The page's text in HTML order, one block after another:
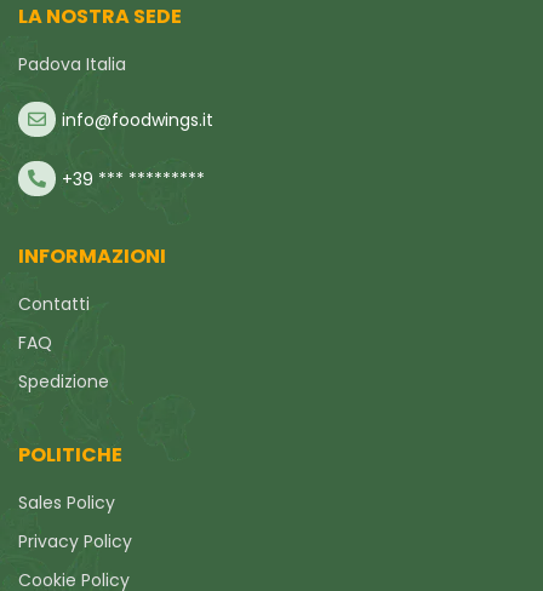
LA NOSTRA SEDE
Padova Italia
info@foodwings.it
+39 *** *********
INFORMAZIONI
Contatti
FAQ
Spedizione
POLITICHE
Sales Policy
Privacy Policy
Cookie Policy